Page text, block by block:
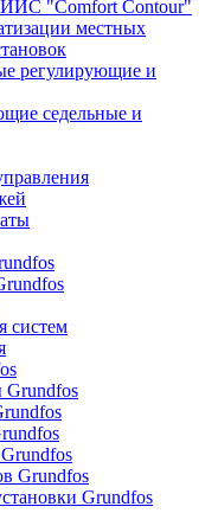
"Comfort Contour"
местных
регулирующие и
седельные и
систем
Grundfos
Grundfos
Grundfos